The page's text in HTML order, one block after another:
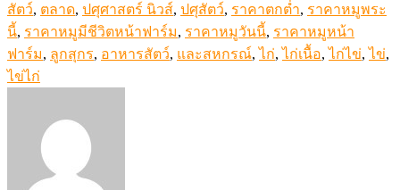
สัตว์, ตลาด, ปศุศาสตร์ นิวส์, ปศุสัตว์, ราคาตกต่ำ, ราคาหมูพระ
นี้, ราคาหมูมีชีวิตหน้าฟาร์ม, ราคาหมูวันนี้, ราคาหมูหน้า
ฟาร์ม, ลูกสุกร, อาหารสัตว์, และสหกรณ์,ไก่,ไก่เนื้อ,ไก่ไข่,ไข่,
ไข่ไก่